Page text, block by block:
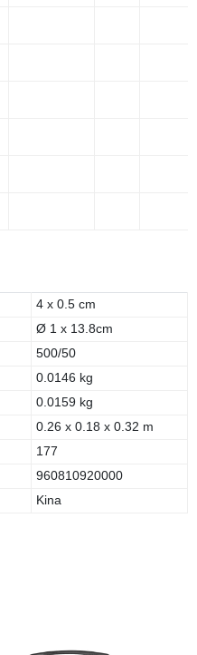
4 x 0.5 cm
Ø 1 x 13.8cm
500/50
0.0146 kg
0.0159 kg
0.26 x 0.18 x 0.32 m
177
960810920000
Kina